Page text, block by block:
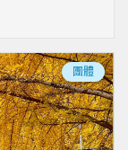
團體